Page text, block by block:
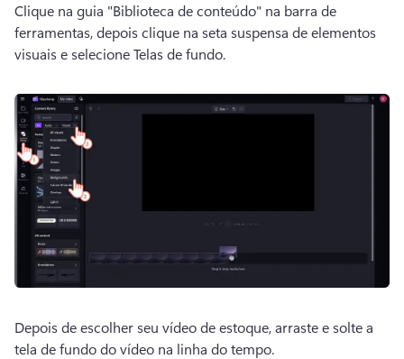
Clique na guia "Biblioteca de conteúdo" na barra de
ferramentas, depois clique na seta suspensa de elementos
visuais e selecione Telas de fundo.
Depois de escolher seu vídeo de estoque, arraste e solte a
tela de fundo do vídeo na linha do tempo.